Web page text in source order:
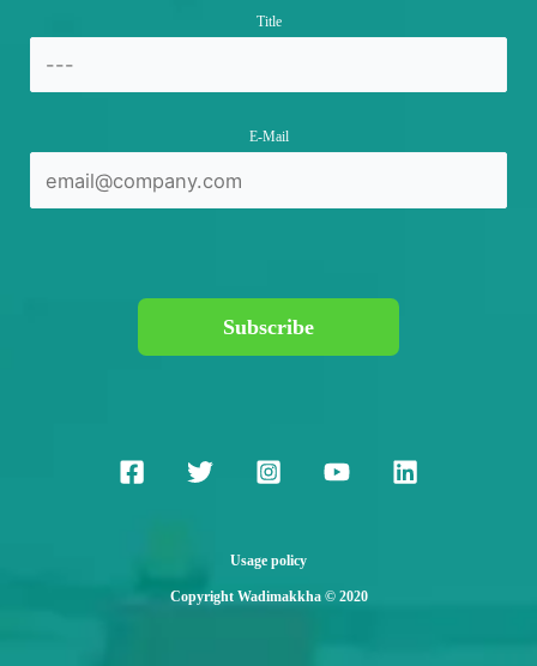
Title
E-Mail
Subscribe
Usage policy
Copyright Wadimakkha © 2020